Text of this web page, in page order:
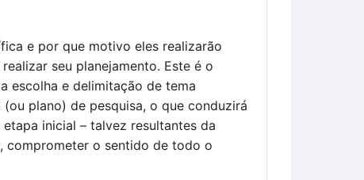
e por que motivo eles realizarão
seu planejamento. Este é o
escolha e delimitação de tema
plano) de pesquisa, o que conduzirá
inicial – talvez resultantes da
comprometer o sentido de todo o